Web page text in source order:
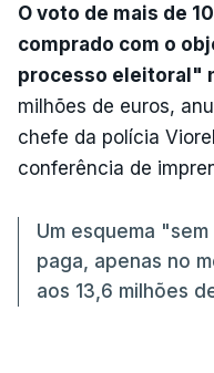
O voto de mais de
comprado com o
processo eleitoral"
milhões de euros,
chefe da polícia
conferência de
Um esquema
paga, apenas no
aos 13,6 milhões